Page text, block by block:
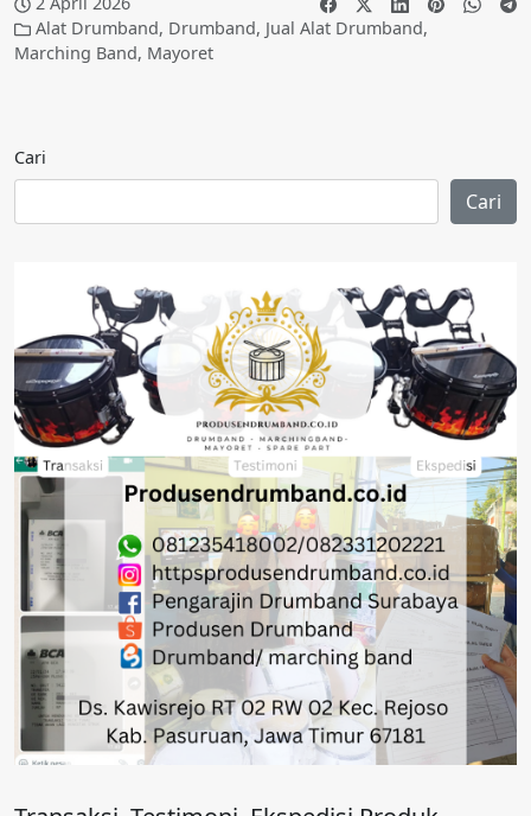
Alat Drumband, Drumband, Jual Alat Drumband,
Marching Band, Mayoret
Cari
Cari